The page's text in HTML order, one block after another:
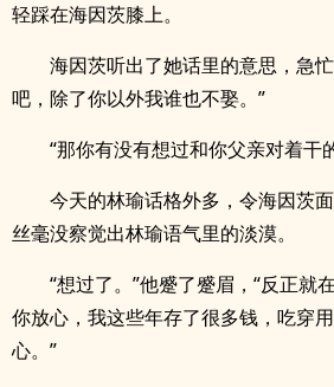
轻踩在海因茨膝上。
海因茨听出了她话里的意思，急
吧，除了你以外我谁也不娶。”
“那你有没有想过和你父亲对着干
今天的林瑜话格外多，令海因茨
丝毫没察觉出林瑜语气里的淡漠。
“想过了。”他蹙了蹙眉，“反正就
你放心，我这些年存了很多钱，吃穿
心。”